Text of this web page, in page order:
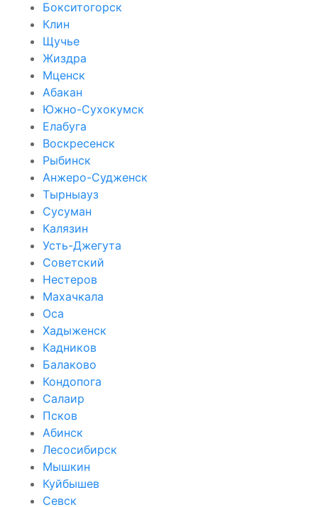
Бокситогорск
Клин
Щучье
Жиздра
Мценск
Абакан
Южно-Сухокумск
Елабуга
Воскресенск
Рыбинск
Анжеро-Судженск
Тырныауз
Сусуман
Калязин
Усть-Джегута
Советский
Нестеров
Махачкала
Оса
Хадыженск
Кадников
Балаково
Кондопога
Салаир
Псков
Абинск
Лесосибирск
Мышкин
Куйбышев
Севск